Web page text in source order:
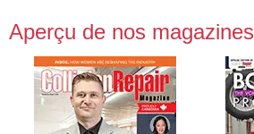
Aperçu de nos magazines